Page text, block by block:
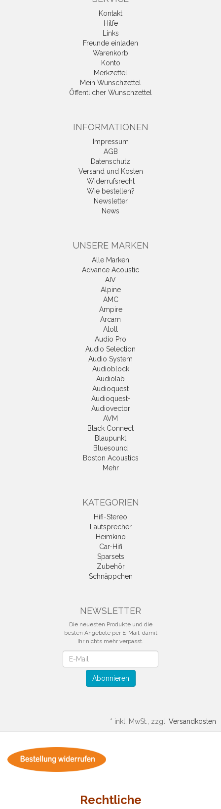
Kontakt
Hilfe
Links
Freunde einladen
Warenkorb
Konto
Merkzettel
Mein Wunschzettel
Öffentlicher Wunschzettel
INFORMATIONEN
Impressum
AGB
Datenschutz
Versand und Kosten
Widerrufsrecht
Wie bestellen?
Newsletter
News
UNSERE MARKEN
Alle Marken
Advance Acoustic
AIV
Alpine
AMC
Ampire
Arcam
Atoll
Audio Pro
Audio Selection
Audio System
Audioblock
Audiolab
Audioquest
Audioquest+
Audiovector
AVM
Black Connect
Blaupunkt
Bluesound
Boston Acoustics
Mehr
KATEGORIEN
Hifi-Stereo
Lautsprecher
Heimkino
Car-Hifi
Sparsets
Zubehör
Schnäppchen
NEWSLETTER
Die neuesten Produkte und die
besten Angebote per E-Mail, damit
Ihr nichts mehr verpasst.
Abonnieren
* inkl. MwSt., zzgl. Versandkosten
Rechtliche